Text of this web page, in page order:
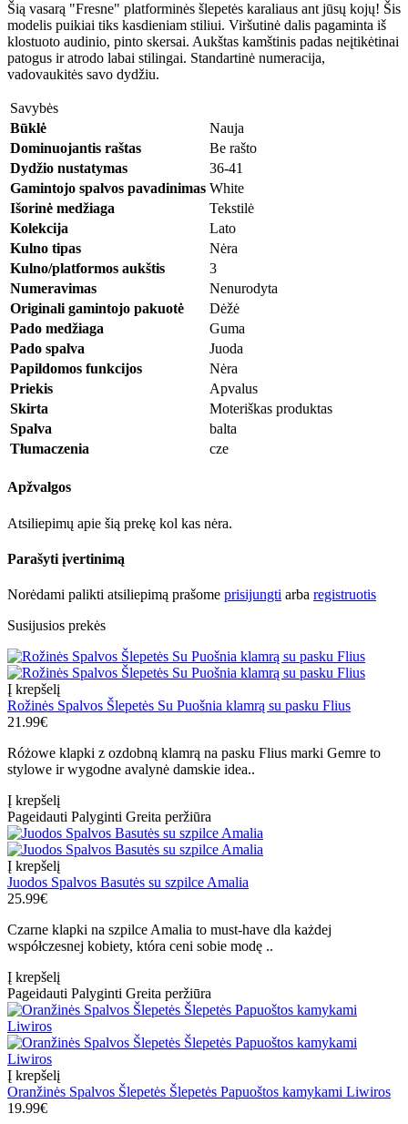
Šią vasarą "Fresne" platforminės šlepetės karaliaus ant jūsų kojų! Šis
modelis puikiai tiks kasdieniam stiliui. Viršutinė dalis pagaminta iš
klostuoto audinio, pinto skersai. Aukštas kamštinis padas neįtikėtinai
patogus ir atrodo labai stilingai. Standartinė numeracija,
vadovaukitės savo dydžiu.
Savybės
Būklė
Nauja
Dominuojantis raštas
Be rašto
Dydžio nustatymas
36-41
Gamintojo spalvos pavadinimas White
Išorinė medžiaga
Tekstilė
Kolekcija
Lato
Kulno tipas
Nėra
Kulno/platformos aukštis
3
Numeravimas
Nenurodyta
Originali gamintojo pakuotė
Dėžė
Pado medžiaga
Guma
Pado spalva
Juoda
Papildomos funkcijos
Nėra
Priekis
Apvalus
Skirta
Moteriškas produktas
Spalva
balta
Tłumaczenia
cze
Apžvalgos
Atsiliepimų apie šią prekę kol kas nėra.
Parašyti įvertinimą
Norėdami palikti atsiliepimą prašome prisijungti arba registruotis
Susijusios prekės
Į krepšelį
Rožinės Spalvos Šlepetės Su Puošnia klamrą su pasku Flius
21.99€
Różowe klapki z ozdobną klamrą na pasku Flius marki Gemre to
stylowe ir wygodne avalynė damskie idea..
Į krepšelį
Pageidauti Palyginti Greita peržiūra
Į krepšelį
Juodos Spalvos Basutės su szpilce Amalia
25.99€
Czarne klapki na szpilce Amalia to must-have dla każdej
współczesnej kobiety, która ceni sobie modę ..
Į krepšelį
Pageidauti Palyginti Greita peržiūra
Į krepšelį
Oranžinės Spalvos Šlepetės Šlepetės Papuoštos kamykami Liwiros
19.99€